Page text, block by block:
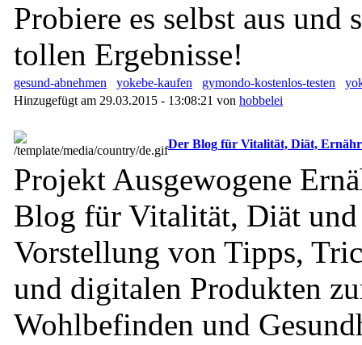
Probiere es selbst aus und
tollen Ergebnisse!
gesund-abnehmen yokebe-kaufen gymondo-kostenlos-testen
Hinzugefügt am 29.03.2015 - 13:08:21 von hobbelei
Der Blog für Vitalität, Diät,
Projekt Ausgewogene
Blog für Vitalität, Diät und
Vorstellung von Tipps,
und digitalen Produkten
Wohlbefinden und